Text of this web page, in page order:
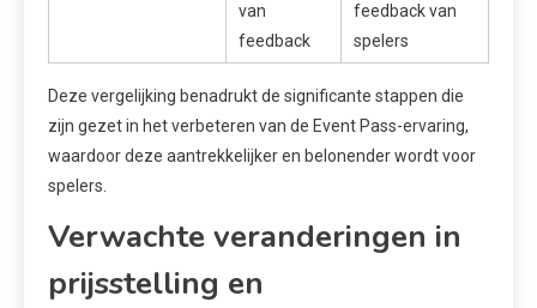
van
feedback
feedback van
spelers
Deze vergelijking benadrukt de significante stappen die
zijn gezet in het verbeteren van de Event Pass-ervaring,
waardoor deze aantrekkelijker en belonender wordt voor
spelers.
Verwachte veranderingen in
prijsstelling en